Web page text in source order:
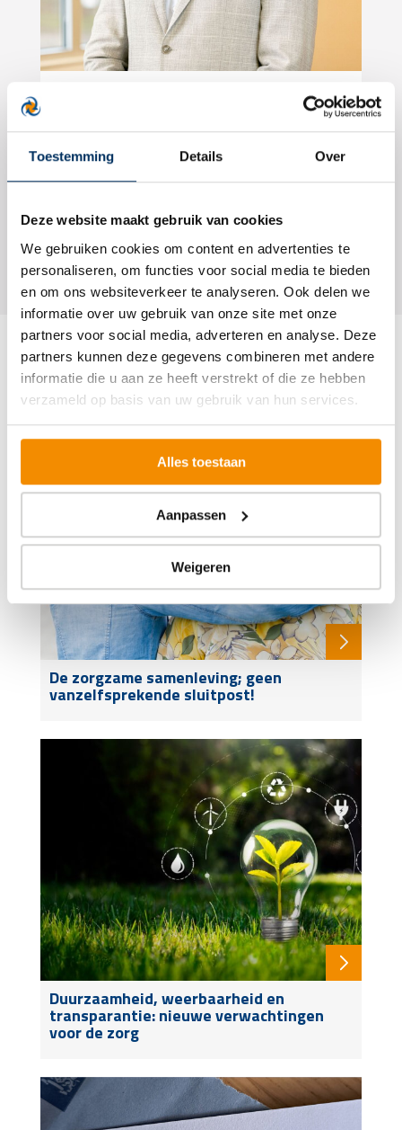
Toestemming Details Over
Deze website maakt gebruik van cookies
We gebruiken cookies om content en advertenties te
personaliseren, om functies voor social media te bieden
en om ons websiteverkeer te analyseren. Ook delen we
informatie over uw gebruik van onze site met onze
partners voor social media, adverteren en analyse. Deze
partners kunnen deze gegevens combineren met andere
informatie die u aan ze heeft verstrekt of die ze hebben
verzameld op basis van uw gebruik van hun services.
Alles toestaan
Aanpassen
Weigeren
jn@verstegenaccountants.nl
Terug naar overzicht
Misschien ook interessant
De zorgzame samenleving; geen
vanzelfsprekende sluitpost!
Duurzaamheid, weerbaarheid en
transparantie: nieuwe verwachtingen
voor de zorg